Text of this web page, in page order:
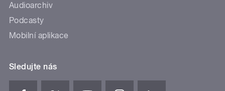
Audioarchiv
Podcasty
Mobilní aplikace
Sledujte nás